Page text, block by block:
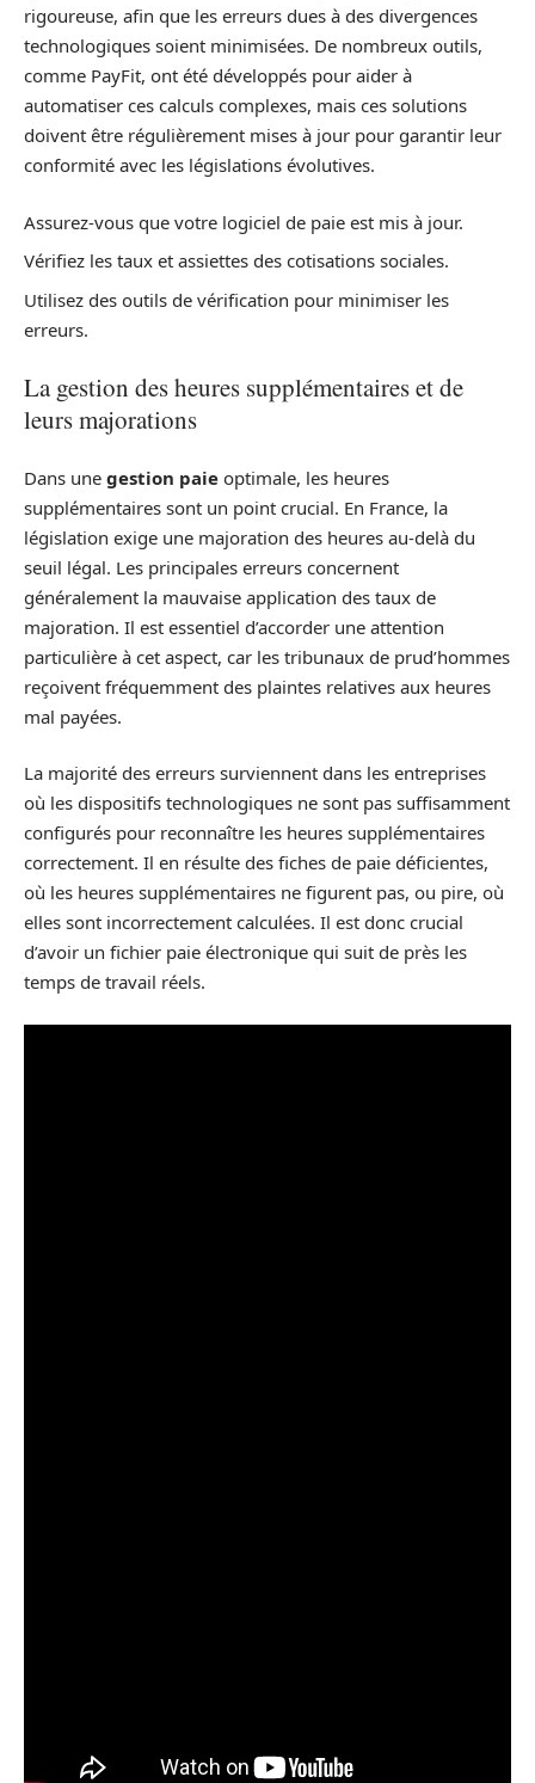
rigoureuse, afin que les erreurs dues à des divergences
technologiques soient minimisées. De nombreux outils,
comme PayFit, ont été développés pour aider à
automatiser ces calculs complexes, mais ces solutions
doivent être régulièrement mises à jour pour garantir leur
conformité avec les législations évolutives.
Assurez-vous que votre logiciel de paie est mis à jour.
Vérifiez les taux et assiettes des cotisations sociales.
Utilisez des outils de vérification pour minimiser les
erreurs.
La gestion des heures supplémentaires et de
leurs majorations
Dans une gestion paie optimale, les heures
supplémentaires sont un point crucial. En France, la
législation exige une majoration des heures au-delà du
seuil légal. Les principales erreurs concernent
généralement la mauvaise application des taux de
majoration. Il est essentiel d’accorder une attention
particulière à cet aspect, car les tribunaux de prud’hommes
reçoivent fréquemment des plaintes relatives aux heures
mal payées.
La majorité des erreurs surviennent dans les entreprises
où les dispositifs technologiques ne sont pas suffisamment
configurés pour reconnaître les heures supplémentaires
correctement. Il en résulte des fiches de paie déficientes,
où les heures supplémentaires ne figurent pas, ou pire, où
elles sont incorrectement calculées. Il est donc crucial
d’avoir un fichier paie électronique qui suit de près les
temps de travail réels.